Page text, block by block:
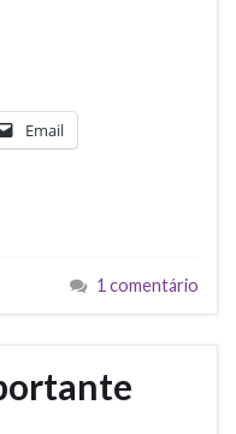
Email
1 comentário